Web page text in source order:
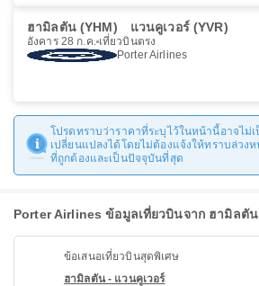
ฮามิลตัน (YHM) แวนคูเวอร์ (YVR)
อังคาร 28 ก.ค. เที่ยวบินตรง
Porter Airlines
โปรดทราบว่าราคาที่ระบุไว้ในหน้านี้อาจไม่
เปลี่ยนแปลงได้โดยไม่ต้องแจ้งให้ทราบล่วง
ที่ถูกต้องและเป็นปัจจุบันที่สุด
Porter Airlines ข้อมูลเที่ยวบินจาก ฮามิลตัน
ข้อเสนอเที่ยวบินสุดพิเศษ
ฮามิลตัน - แวนคูเวอร์